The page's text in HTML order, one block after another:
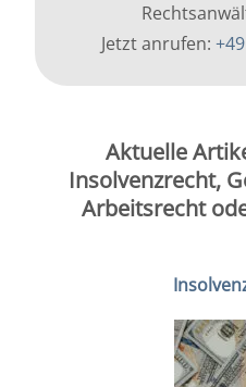
Jetzt anrufen:
Aktuelle
Insolvenzrecht,
Arbeitsrecht